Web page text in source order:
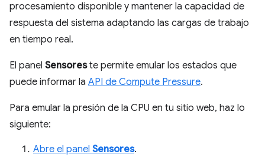
procesamiento disponible y mantener la capacidad de
respuesta del sistema adaptando las cargas de trabajo
en tiempo real.
El panel Sensoreste permite emular los estados que
puede informar la API de Compute Pressure.
Para emular la presión de la CPU en tu sitio web, haz lo
siguiente:
Abre el panel Sensores.